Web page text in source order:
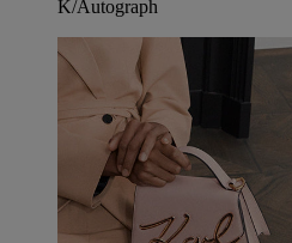
K/Autograph